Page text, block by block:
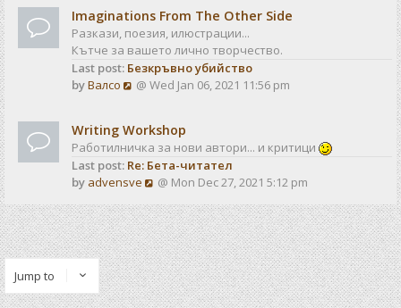
w
t
h
e
l
e
s
t
p
o
s
t
Imaginations From The Other Side
Разкази, поезия, илюстрации...
Кътче за вашето лично творчество.
Last post: Безкръвно убийство
byВалсо
V
w
t
h
e
l
a
t
e
s
t
p
@ Wed Jan 06, 2021 11:56 pm
Writing Workshop
Работилничка за нови автори... и критици
Last post: Re: Бета-читател
by advensve
V
e
w
t
h
e
l
@ Mon Dec 27, 2021 5:12 pm
Jump to